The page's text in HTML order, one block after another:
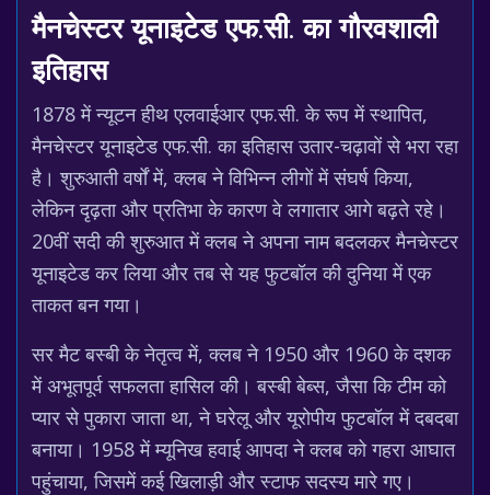
मैनचेस्टर यूनाइटेड एफ.सी. का गौरवशाली
इतिहास
1878 में न्यूटन हीथ एलवाईआर एफ.सी. के रूप में स्थापित,
मैनचेस्टर यूनाइटेड एफ.सी. का इतिहास उतार-चढ़ावों से भरा रहा
है। शुरुआती वर्षों में, क्लब ने विभिन्न लीगों में संघर्ष किया,
लेकिन दृढ़ता और प्रतिभा के कारण वे लगातार आगे बढ़ते रहे।
20वीं सदी की शुरुआत में क्लब ने अपना नाम बदलकर मैनचेस्टर
यूनाइटेड कर लिया और तब से यह फुटबॉल की दुनिया में एक
ताकत बन गया।
सर मैट बस्बी के नेतृत्व में, क्लब ने 1950 और 1960 के दशक
में अभूतपूर्व सफलता हासिल की। बस्बी बेब्स, जैसा कि टीम को
प्यार से पुकारा जाता था, ने घरेलू और यूरोपीय फुटबॉल में दबदबा
बनाया। 1958 में म्यूनिख हवाई आपदा ने क्लब को गहरा आघात
पहुंचाया, जिसमें कई खिलाड़ी और स्टाफ सदस्य मारे गए।